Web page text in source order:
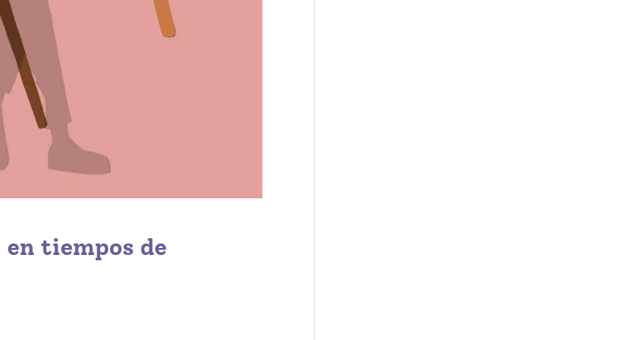
tiempos de